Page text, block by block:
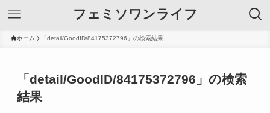
フェミソワンライフ
ホーム 「detail/GoodID/84175372796」の検索結果
「detail/GoodID/84175372796」の検索
結果